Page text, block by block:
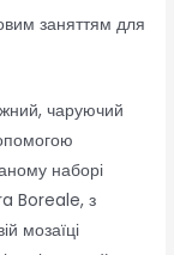
заняттям для
чаруючий
наборі
Boreale, з
мозаїці